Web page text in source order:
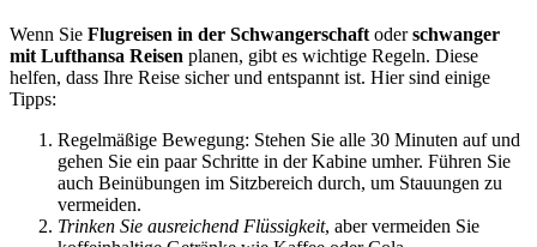
Wenn Sie Flugreisen in der Schwangerschaft oderschwanger
mit Lufthansa Reisen planen, gibt es wichtige Regeln. Diese
helfen, dass Ihre Reise sicher und entspannt ist. Hier sind einige
Tipps:
Regelmäßige Bewegung: Stehen Sie alle 30 Minuten auf und
gehen Sie ein paar Schritte in der Kabine umher. Führen Sie
auch Beinübungen im Sitzbereich durch, um Stauungen zu
vermeiden.
Trinken Sie ausreichend Flüssigkeit, aber vermeiden Sie